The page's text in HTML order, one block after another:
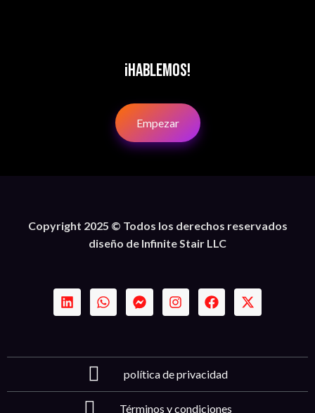
¡Hablemos!
Empezar
Copyright 2025 © Todos los derechos reservados
diseño de Infinite Stair LLC
política de privacidad
Términos y condiciones